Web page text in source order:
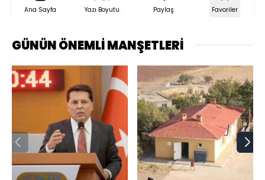
Ana Sayfa Yazı Boyutu Paylaş Favoriler
GÜNÜN ÖNEMLİ MANŞETLERİ